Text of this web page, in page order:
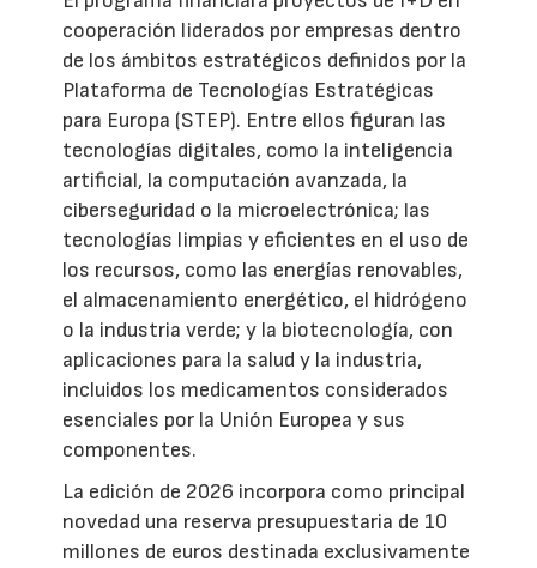
cooperación liderados por empresas dentro
de los ámbitos estratégicos definidos por la
Plataforma de Tecnologías Estratégicas
para Europa (STEP). Entre ellos figuran las
tecnologías digitales, como la inteligencia
artificial, la computación avanzada, la
ciberseguridad o la microelectrónica; las
tecnologías limpias y eficientes en el uso de
los recursos, como las energías renovables,
el almacenamiento energético, el hidrógeno
o la industria verde; y la biotecnología, con
aplicaciones para la salud y la industria,
incluidos los medicamentos considerados
esenciales por la Unión Europea y sus
componentes.
La edición de 2026 incorpora como principal
novedad una reserva presupuestaria de 10
millones de euros destinada exclusivamente